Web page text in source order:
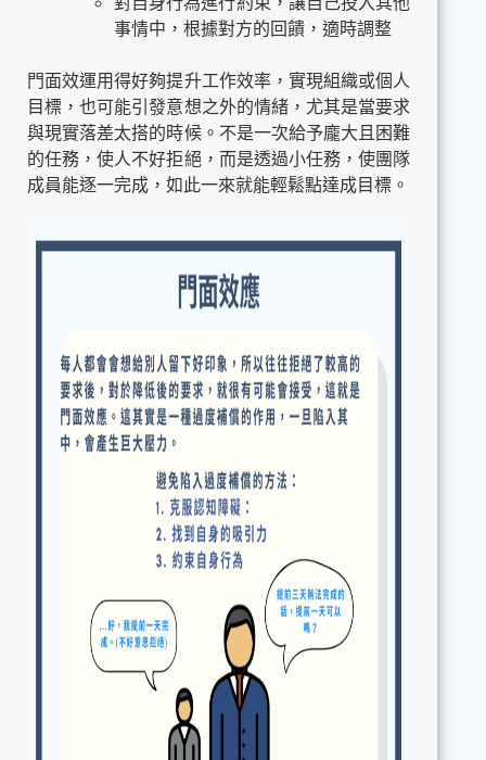
事情中，根據對方的回饋，適時調整
門面效運用得好夠提升工作效率，實現組織或個人
目標，也可能引發意想之外的情緒，尤其是當要求
與現實落差太搭的時候。不是一次給予龐大且困難
的任務，使人不好拒絕，而是透過小任務，使團隊
成員能逐一完成，如此一來就能輕鬆點達成目標。